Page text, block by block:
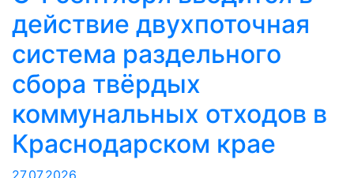
без
договора
не
работаем!»
действие двухпоточная
система раздельного
сбора твёрдых
коммунальных отходов в
Краснодарском крае
27.07.2026